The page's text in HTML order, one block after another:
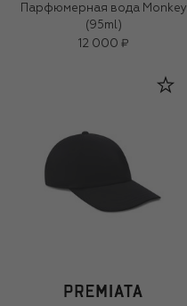
Парфюмерная вода Monkey
(95ml)
12 000 ₽